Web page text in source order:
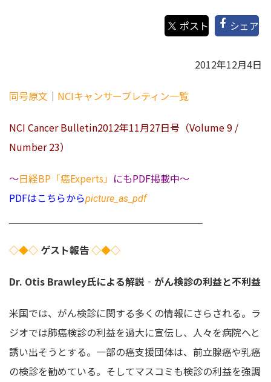
シェア
2012年12月4日
同号原文 ｜ NCIキャンサーブレティン一覧
NCI Cancer Bulletin2012年11月27日号（Volume 9 /
Number 23）
～日経BP「癌Experts」 にもPDF掲載中～
PDFはこちらからpicture_as_pdf
◇◆◇ ゲスト報告◇◆◇
Dr. Otis Brawley氏による解説‐がん検診の利益と不利益
米国では、がん検診に関する多くの情報にさらされる。ラ
ジオでは肺癌検診の利益を過大に宣伝し、人々を病院へと
誘い出そうとする。一部の癌支援団体は、前立腺癌や乳癌
の検診を勧めている。そしてマスコミも検診の利益を強調